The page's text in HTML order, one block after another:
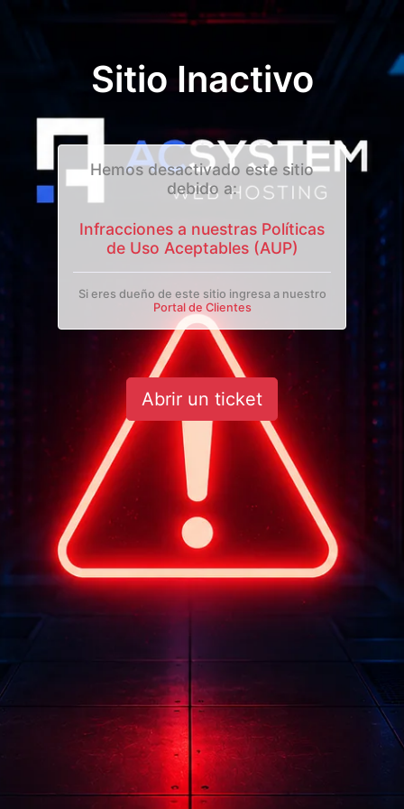
Sitio Inactivo
Hemos desactivado este sitio
debido a:
Infracciones a nuestras Políticas
de Uso Aceptables (AUP)
Si eres dueño de este sitio ingresa a nuestro
Portal de Clientes
Abrir un ticket